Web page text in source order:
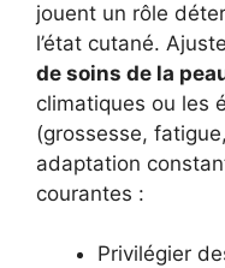
jouent un rôle
l’état cutané.
de soins de la
climatiques ou les
(grossesse,
adaptation
courantes :
Privilégier